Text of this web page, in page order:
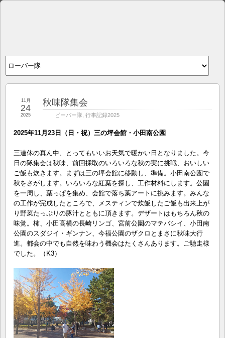
秋味隊集会
ビーバー隊 行事記録2025
11月
24
2025
2025年11月23日（日・祝）三の坪会館・小田南公園
三連休の真ん中、とってもいいお天気で暖かい日となりました。今
日の隊集会は秋味、前回採取のいろいろな秋の実に挑戦、おいしい
ご飯も炊きます。まずは三の坪会館に移動し、準備。小田南公園で
秋をさがします。いろいろな紅葉を探し、工作材料にします。公園
を一周し、葉っぱを集め、会館で落ち葉アートに挑みます。みんな
の工作が完成したところで、メスティンで炊飯したご飯も出来上が
り野菜たっぷりの豚汁とともに頂きます。デザートはもちろん秋の
味覚。柿、小田高横の長崎リンゴ、宮前公園のマテバシイ、小田南
公園のスダジイ・ギンナン、今福公園のザクロとまさに秋味大行
進。都会の中でも自然を味わう機会はたくさんあります。ご馳走様
でした。（K3）